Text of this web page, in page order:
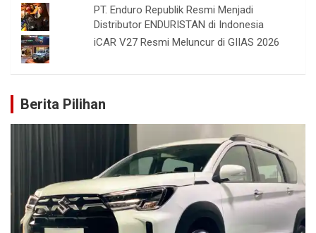
PT. Enduro Republik Resmi Menjadi
Distributor ENDURISTAN di Indonesia
iCAR V27 Resmi Meluncur di GIIAS 2026
Berita Pilihan